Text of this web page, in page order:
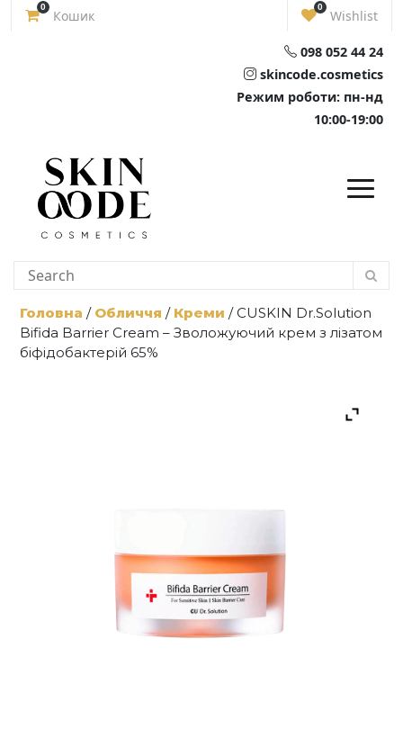
Skip
0
Кошик
0
Wishlist
098 052 44 24
skincode.cosmetics
Режим роботи: пн-нд
10:00-19:00
Головна / Обличчя / Креми / CUSKIN Dr.Solution
Bifida Barrier Cream – Зволожуючий крем з лізатом
біфідобактерій 65%